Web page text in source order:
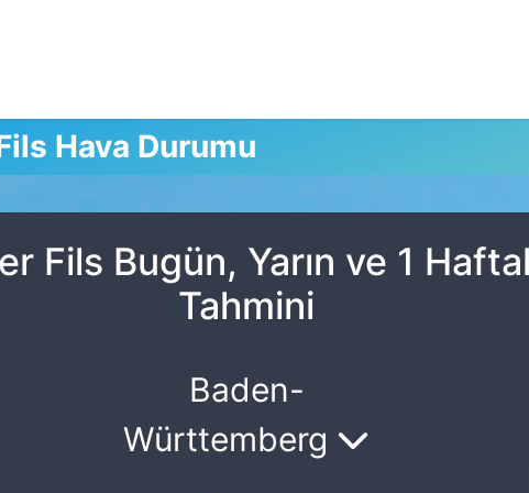
Hava Durumu
Fils Bugün, Yarın ve 1
Tahmini
Baden-
Württemberg